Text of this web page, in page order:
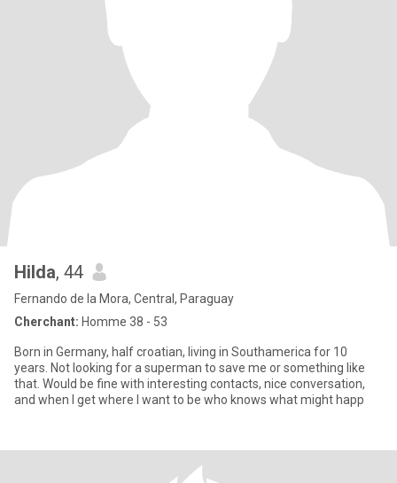
Hilda, 44
Fernando de la Mora, Central, Paraguay
Cherchant: Homme 38 - 53
Born in Germany, half croatian, living in Southamerica for 10
years. Not looking for a superman to save me or something like
that. Would be fine with interesting contacts, nice conversation,
and when I get where I want to be who knows what might happ